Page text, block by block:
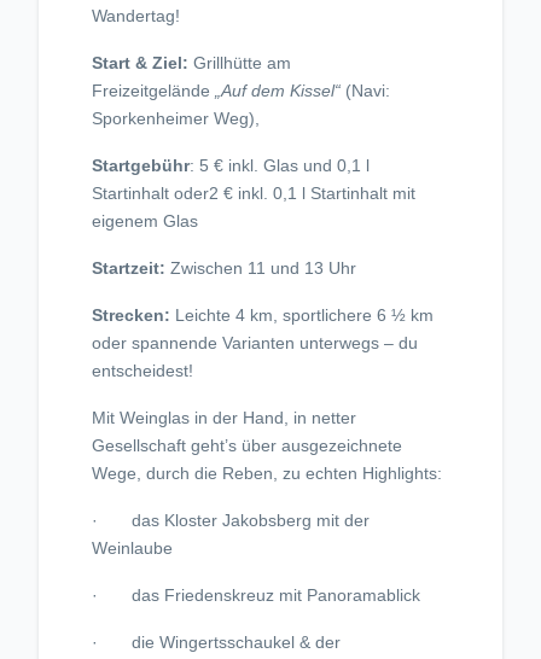
Wandertag!
Start & Ziel: Grillhütte am
Freizeitgelände „Auf dem Kissel“ (Navi:
Sporkenheimer Weg),
Startgebühr: 5 € inkl. Glas und 0,1 l
Startinhalt oder2 € inkl. 0,1 l Startinhalt mit
eigenem Glas
Startzeit: Zwischen 11 und 13 Uhr
Strecken: Leichte 4 km, sportlichere 6 ½ km
oder spannende Varianten unterwegs – du
entscheidest!
Mit Weinglas in der Hand, in netter
Gesellschaft geht’s über ausgezeichnete
Wege, durch die Reben, zu echten Highlights:
· das Kloster Jakobsberg mit der
Weinlaube
· das Friedenskreuz mit Panoramablick
· die Wingertsschaukel & der